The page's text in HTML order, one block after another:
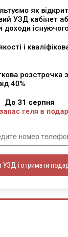
як
УЗД кабінет
доходи існуючого
і
розстрочка
40%
До 31 серпня
геля в
УЗД і отримати